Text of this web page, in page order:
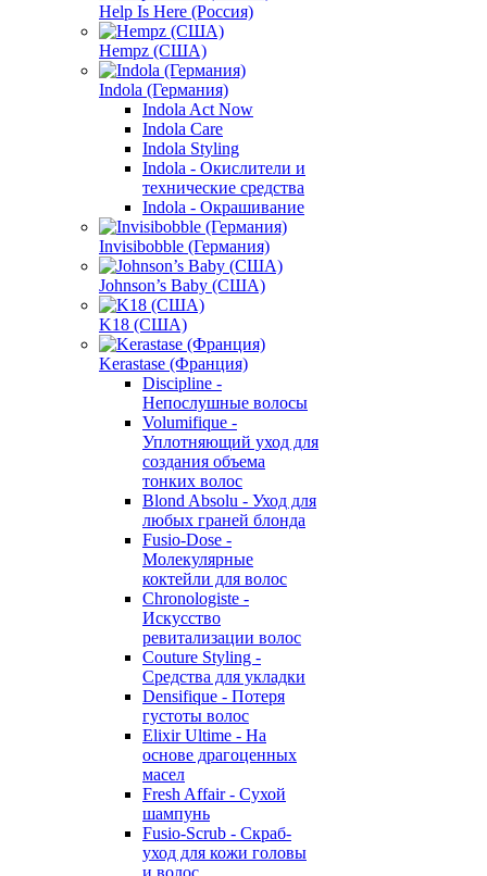
Help Is Here (Россия)
Hempz (США)
Indola (Германия)
Indola Act Now
Indola Care
Indola Styling
Indola - Окислители и
технические средства
Indola - Окрашивание
Invisibobble (Германия)
Johnson’s Baby (США)
K18 (США)
Kerastase (Франция)
Discipline -
Непослушные волосы
Volumifique -
Уплотняющий уход для
создания объема
тонких волос
Blond Absolu - Уход для
любых граней блонда
Fusio-Dose -
Молекулярные
коктейли для волос
Chronologiste -
Искусство
ревитализации волос
Couture Styling -
Средства для укладки
Densifique - Потеря
густоты волос
Elixir Ultime - На
основе драгоценных
масел
Fresh Affair - Сухой
шампунь
Fusio-Scrub - Скраб-
уход для кожи головы
и волос